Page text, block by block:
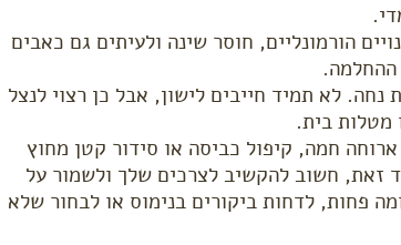
הורמונליים, חוסר שינה ולעיתים גם כאבים
ההחלמה.
לא תמיד חייבים לישון, אבל כן רצוי לנצל
מטלות בית.
חמה, קיפול כביסה או סידור קטן מחוץ
זאת, חשוב להקשיב לצרכים שלך ולשמור על
פחות, לדחות ביקורים בנימוס או לבחור שלא